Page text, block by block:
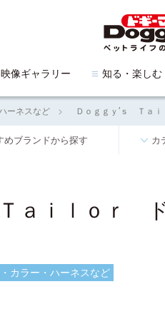
映像ギャラリー 知る・楽しむ
ーネスなど Ｄｏｇｇｙ’ｓ Ｔａ
めブランドから探す カ
ａｉｌｏｒ
カラー・ハーネスなど